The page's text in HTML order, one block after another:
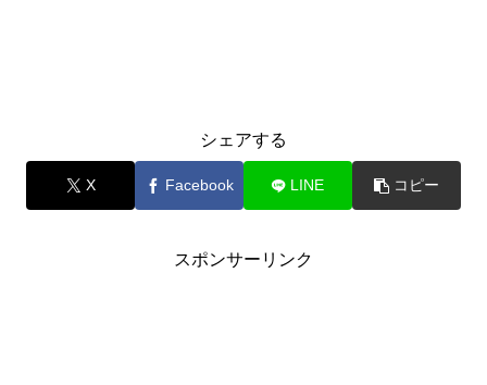
シェアする
X Facebook LINE コピー
スポンサーリンク